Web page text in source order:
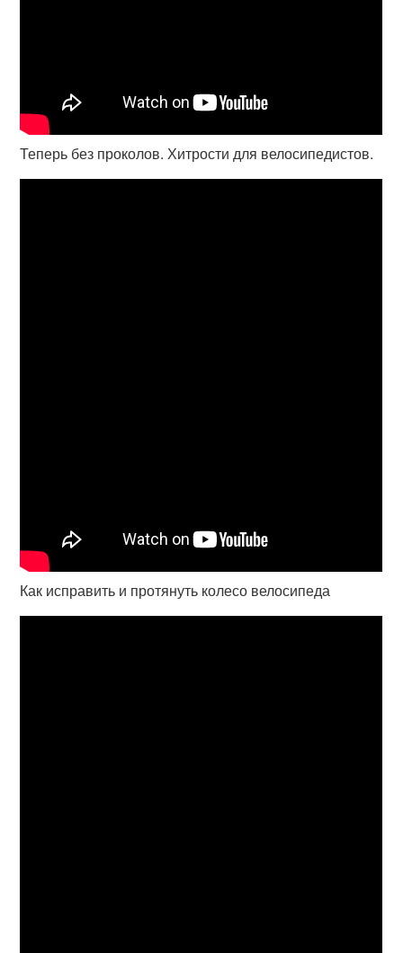
Теперь без проколов. Хитрости для велосипедистов.
Как исправить и протянуть колесо велосипеда